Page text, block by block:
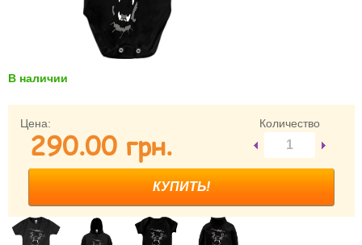
Имя пользователя (логин)
Забыли пароль?
Забыли имя пользователя (логин)?
Регистрация
В наличии
Цена:
290.00 грн.
Количество